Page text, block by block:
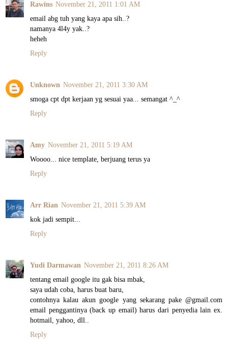
Rawins November 21, 2011 1:01 AM
email abg tuh yang kaya apa sih..?
namanya 4l4y yak..?
heheh
Reply
Unknown November 21, 2011 3:30 AM
smoga cpt dpt kerjaan yg sesuai yaa... semangat ^_^
Reply
Amy November 21, 2011 5:19 AM
Woooo... nice template, berjuang terus ya
Reply
Arr Rian November 21, 2011 5:39 AM
kok jadi sempit...
Reply
Yudi Darmawan November 21, 2011 8:26 AM
tentang email google itu gak bisa mbak,
saya udah coba, harus buat baru,
contohnya kalau akun google yang sekarang pake @gmail.com
email penggantinya (back up email) harus dari penyedia lain ex.
hotmail, yahoo, dll..
Reply